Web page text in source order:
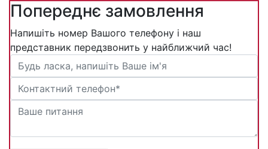
Попереднє замовлення
Напишіть номер Вашого телефону і наш
представник передзвонить у найближчий час!